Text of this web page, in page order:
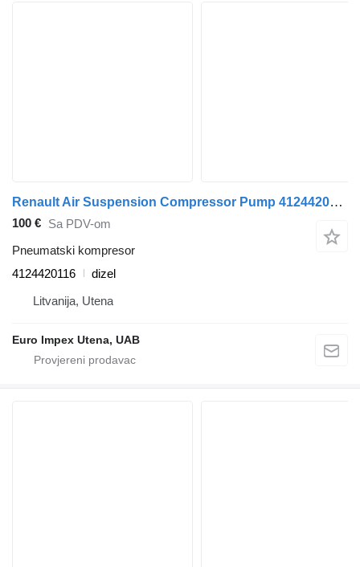
Renault Air Suspension Compressor Pump 4124420116 pneumatski kompresor za Renault Magnum kamiona
100 € Sa PDV-om
Pneumatski kompresor
4124420116
dizel
Litvanija, Utena
Euro Impex Utena, UAB